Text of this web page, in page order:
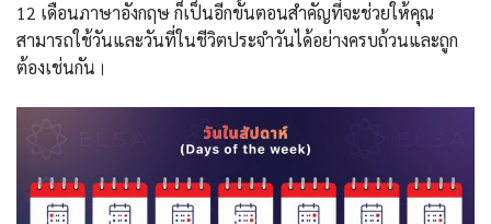
12 เดือนภาษาอังกฤษ ก็เป็นอีกขั้นตอนสำคัญที่จะช่วยให้คุณ
สามารถใช้วันและวันที่ในชีวิตประจำวันได้อย่างครบถ้วนและถูก
ต้องเช่นกัน।